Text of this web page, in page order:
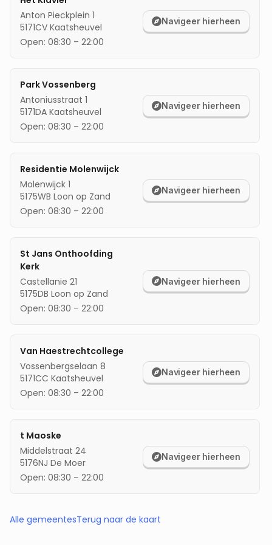
Anton Pieckplein 1
5171CV Kaatsheuvel
Open: 08:30 – 22:00
Navigeer hierheen
Park Vossenberg
Antoniusstraat 1
5171DA Kaatsheuvel
Open: 08:30 – 22:00
Navigeer hierheen
Residentie Molenwijck
Molenwijck 1
5175WB Loon op Zand
Open: 08:30 – 22:00
Navigeer hierheen
St Jans Onthoofding
Kerk
Castellanie 21
5175DB Loon op Zand
Open: 08:30 – 22:00
Navigeer hierheen
Van Haestrechtcollege
Vossenbergselaan 8
5171CC Kaatsheuvel
Open: 08:30 – 22:00
Navigeer hierheen
t Maoske
Middelstraat 24
5176NJ De Moer
Open: 08:30 – 22:00
Navigeer hierheen
Alle gemeentesTerug naar de kaart
locatie